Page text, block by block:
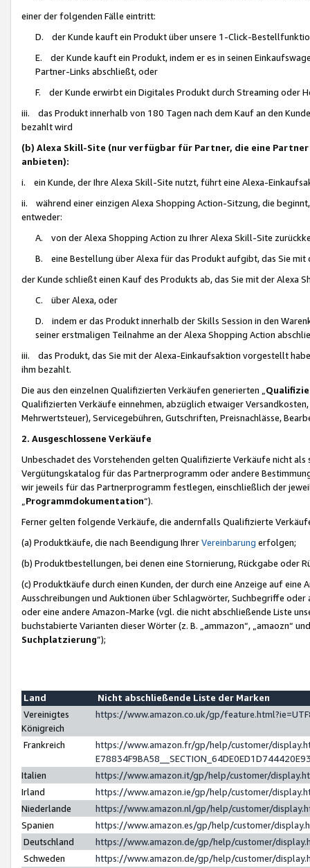
einer der folgenden Fälle eintritt:
D. der Kunde kauft ein Produkt über unsere 1-Click-
E. der Kunde kauft ein Produkt, indem er es in seinen
Partner-Links abschließt, oder
F. der Kunde erwirbt ein Digitales Produkt durch Streaming oder
iii. das Produkt innerhalb von 180 Tagen nach dem Kauf an den
bezahlt wird
(b) Alexa Skill-Site (nur verfügbar für Partner, die eine
anbieten):
i. ein Kunde, der Ihre Alexa Skill-Site nutzt, führt eine Alexa-
ii. während einer einzigen Alexa Shopping Action-Sitzung, die
entweder:
A. von der Alexa Shopping Action zu Ihrer Alexa Skill-Site
B. eine Bestellung über Alexa für das Produkt aufgibt, das Sie mit
der Kunde schließt einen Kauf des Produkts ab, das Sie mit der Alexa
C. über Alexa, oder
D. indem er das Produkt innerhalb der Skills Session in den
seiner erstmaligen Teilnahme an der Alexa Shopping Action
iii. das Produkt, das Sie mit der Alexa-Einkaufsaktion vorgestellt
ihm bezahlt.
Die aus den einzelnen Qualifizierten Verkäufen generierten „
Qualifizierten Verkäufe einnehmen, abzüglich etwaiger
Mehrwertsteuer), Servicegebühren, Gutschriften, Preisnachlässe,
2. Ausgeschlossene Verkäufe
Unbeschadet des Vorstehenden gelten Qualifizierte Verkäufe nicht
Vergütungskatalog für das Partnerprogramm oder andere
wir jeweils für das Partnerprogramm festlegen, einschließlich der
Programmdokumentation“).
Ferner gelten folgende Verkäufe, die andernfalls Qualifizierte
(a) Produktkäufe, die nach Beendigung IhrerVereinbarung erfolgen;
(b) Produktbestellungen, bei denen eine Stornierung, Rückgabe oder
(c) Produktkäufe durch einen Kunden, der durch eine Anzeige auf
Ausschreibungen und Auktionen über Schlagwörter, Suchbegriffe
oder eine andere Amazon-Marke (vgl. die nicht abschließende Liste
buchstabierte Varianten dieser Wörter (z. B. „ammazon“, „amaozn“
Suchplatzierung”);
Land
Nicht abschließende Liste der Marken
Vereinigtes
Königreich
https://www.amazon.co.uk/gp/
Frankreich
https://www.amazon.fr/gp/help/customer/
Italien
https://www.amazon.it/gp/help/customer/
Irland
https://www.amazon.ie/gp/help/customer/
Niederlande
https://www.amazon.nl/gp/help/customer/
Spanien
https://www.amazon.es/gp/help/customer/
Deutschland
https://www.amazon.de/gp/help/customer/
Schweden
https://www.amazon.de/gp/help/customer/